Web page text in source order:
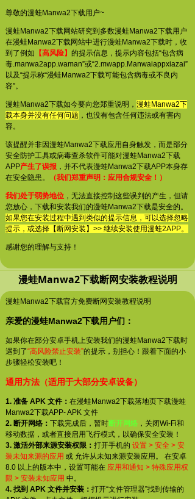
尊敬的漫蛙Manwa2下载用户~
漫蛙Manwa2下载网站研究到多数漫蛙Manwa2下载用户
在漫蛙Manwa2下载网站中进行漫蛙Manwa2下载时，收
到了例如 【高风险】 的提示信息，提示内容包括“包含病
毒.manwa2app.waman”或“2.mwapp.Manwaiappxiazai”
以及“提示称“漫蛙Manwa2下载可能包含病毒或不良内
容”。
漫蛙Manwa2下载如今要向您郑重说明， 漫蛙Manwa2下
载本身并没有任何问题 ，也没有包含任何违法或有害内
容。
该提醒并非因漫蛙Manwa2下载应用自身触发，而是部分
安全防护工具或病毒查杀软件可能对漫蛙Manwa2下载
APP产生了误报 ，并不代表漫蛙Manwa2下载APP本身存
在安全隐患。
（我们郑重声明：应用合规安全！）
我们处于弱势地位 ，无法直接控制这些误判的产生，但请
您放心，下载和安装我们的漫蛙Manwa2下载是安全的。
如果您在安装过程中遇到类似的提示信息，可以选择忽略
提示，或选择【断网安装】>> 继续安装使用漫蛙2APP。
感谢您的理解与支持！
漫蛙Manwa2下载断网安装教程说明
漫蛙Manwa2下载官方免费断网安装教程说明
亲爱的漫蛙Manwa2下载用户们：
如果你在部分安卓手机上安装我们的漫蛙Manwa2下载时
遇到了“高风险禁止安装”的提示，别担心！跟着下面的小
步骤轻松安装吧！
通用方法（适用于大部分安卓设备）
1. 准备 APK 文件： 在漫蛙Manwa2下载落地页下载漫蛙
Manwa2下载APP- APK 文件
2. 断开网络： 下载完成后，暂时断开网络 ，关闭Wi-Fi和
移动数据，或者直接启用飞行模式，以确保安全安装！
3. 激活外部来源安装权限： 打开手机的 设置 > 安全 > 安
装未知来源的应用 或 允许从未知来源安装应用。 在安卓
8.0 以上的版本中，设置可能在 应用和通知 > 特殊应用权
限 > 安装未知应用 中。
4. 找到 APK 文件并安装： 打开“文件管理器”找到传输的